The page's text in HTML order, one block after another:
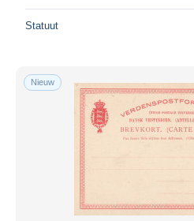
Statuut
Nieuw